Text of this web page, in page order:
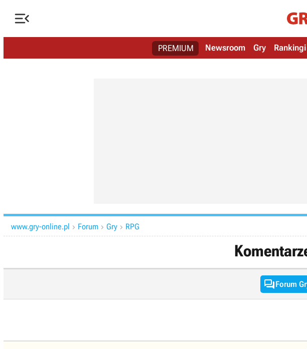

PREMIUM Newsroom Gry Rankingi
www.gry-online.pl  Forum  Gry  RPG
Forum